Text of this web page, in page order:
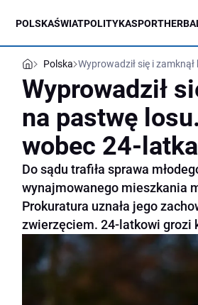
POLSKAŚWIATPOLITYKASPORT
Polska Wyprowadził się i
Wyprowadził
na pastwę
wobec 24-latka
Do sądu trafiła sprawa
wynajmowanego mieszkania
Prokuratura uznała jego
zwierzęciem. 24-latkowi grozi